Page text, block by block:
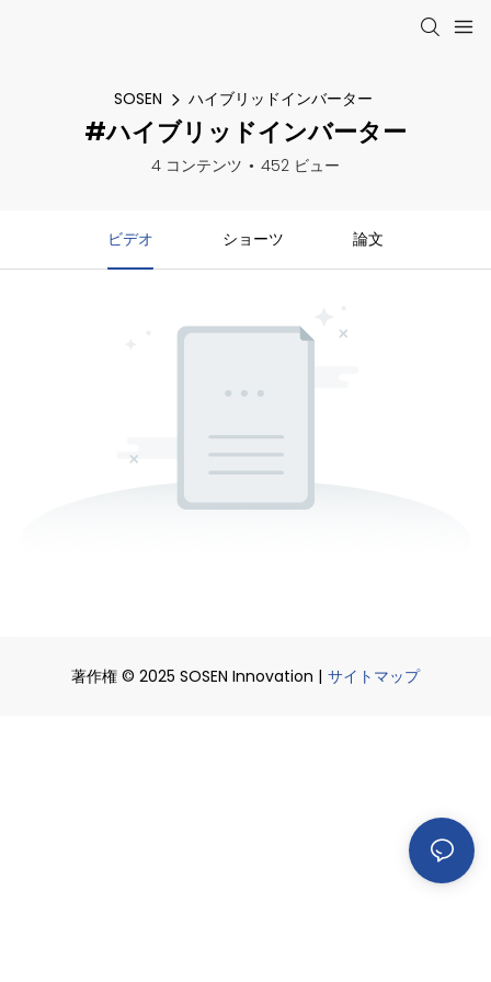
SOSEN ハイブリッドインバーター
#ハイブリッドインバーター
4 コンテンツ 452 ビュー
ビデオ ショーツ 論文
著作権 © 2025 SOSEN Innovation | サイトマップ